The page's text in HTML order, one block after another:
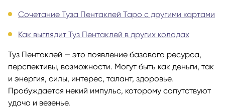
Сочетание Туза Пентаклей Таро с другими картами
Как выглядит Туз Пентаклей в других колодах
Туз Пентаклей — это появление базового ресурса,
перспективы, возможности. Могут быть как деньги, так
и энергия, силы, интерес, талант, здоровье.
Пробуждается некий импульс, которому сопутствуют
удача и везенье.